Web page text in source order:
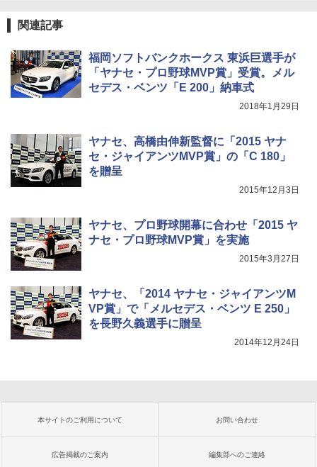
関連記事
福岡ソフトバンクホークス 東浜巨選手が
「ヤナセ・プロ野球MVP賞」受賞。メル
セデス・ベンツ「E 200」納車式
2018年1月29日
ヤナセ、高橋由伸新監督に「2015 ヤナ
セ・ジャイアンツMVP賞」の「C 180」
を贈呈
2015年12月3日
ヤナセ、プロ野球開幕に合わせ「2015 ヤ
ナセ・プロ野球MVP賞」を実施
2015年3月27日
ヤナセ、「2014 ヤナセ・ジャイアンツM
VP賞」で「メルセデス・ベンツ E 250」
を長野久義選手に贈呈
2014年12月24日
本サイトのご利用について お問い合わせ
広告掲載のご案内 編集部へのご連絡